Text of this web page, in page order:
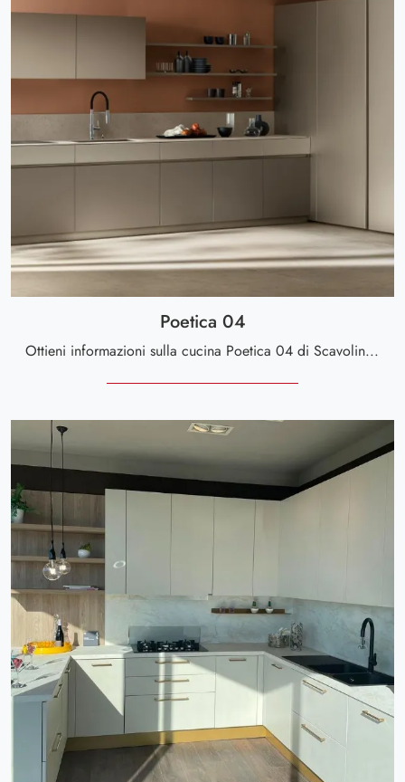
Poetica 04
Ottieni informazioni sulla cucina Poetica 04 di Scavolini: questa soluzione in laccato opaco sarà l'acquisto ideale per te!